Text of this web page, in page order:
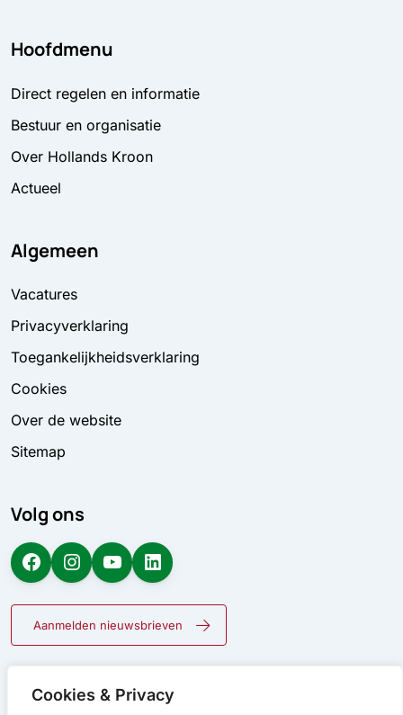
Cookies & Privacy
Hoofdmenu
Direct regelen en informatie
Bestuur en organisatie
Over Hollands Kroon
Actueel
Algemeen
Vacatures
Privacyverklaring
Toegankelijkheidsverklaring
Cookies
Over de website
Sitemap
Volg ons
Facebook Instagram YouTube LinkedIn
Aanmelden nieuwsbrieven